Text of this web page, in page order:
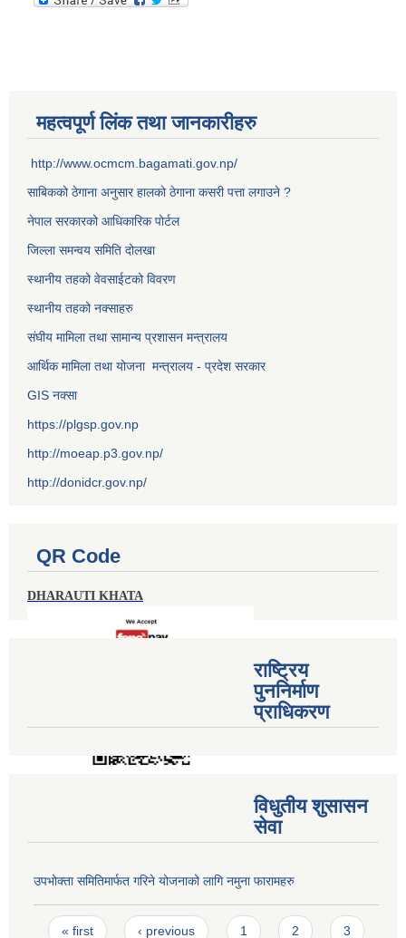
महत्वपूर्ण लिंक तथा जानकारीहरु
http://www.ocmcm.bagamati.gov.np/
साबिकको ठेगाना अनुसार हालको ठेगाना कसरी पत्ता लगाउने ?
नेपाल सरकारको आधिकारिक पोर्टल
जिल्ला समन्वय समिति दोलखा
स्थानीय तहको वेवसाईटको विवरण
स्थानीय तहको नक्साहरु
संघीय मामिला तथा सामान्य प्रशासन मन्त्रालय
आर्थिक मामिला तथा योजना मन्त्रालय - प्रदेश सरकार
GIS नक्सा
https://plgsp.gov.np
http://moeap.p3.gov.np/
http://donidcr.gov.np/
QR Code
DHARAUTI KHATA
राष्ट्रिय
पुननिर्माण
प्राधिकरण
विधुतीय शुसासन
सेवा
उपभोक्ता समितिमार्फत गरिने योजनाको लागि नमुना फारामहरु
Pages
« first ‹ previous 1 2 3